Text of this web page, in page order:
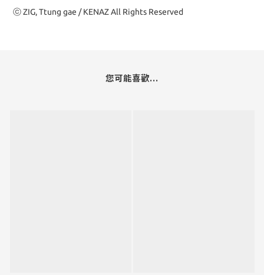
ⓒ ZIG, Ttung gae / KENAZ All Rights Reserved
您可能喜歡...